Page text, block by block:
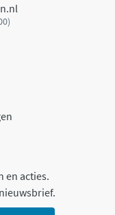
en acties.